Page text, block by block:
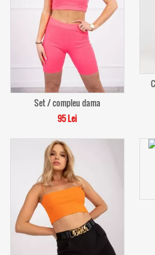
Set / compleu dama
95 Lei